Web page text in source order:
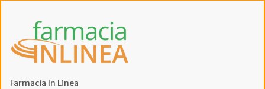
Farmacia In Linea